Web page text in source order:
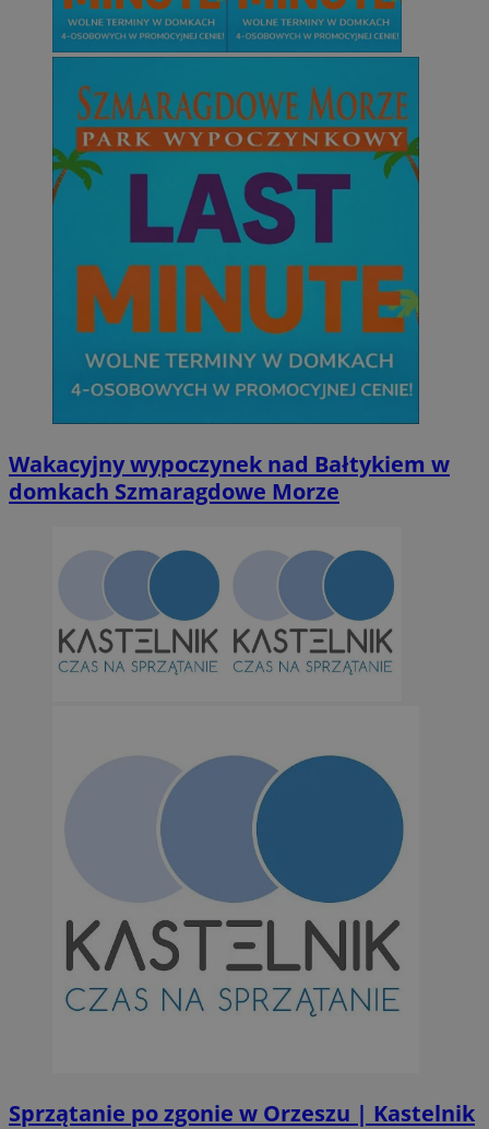
Wakacyjny wypoczynek nad Bałtykiem w
domkach Szmaragdowe Morze
Sprzątanie po zgonie w Orzeszu | Kastelnik